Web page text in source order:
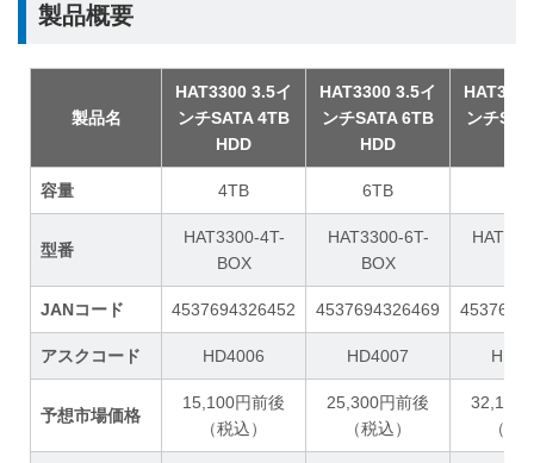
製品概要
製品名
HAT3300 3.5イ
ンチSATA 4TB
HDD
HAT3300 3.5イ
ンチSATA 6TB
HDD
ンチ
容量 4TB 6TB
型番
HAT3300-4T-
BOX
HAT3300-6T-
BOX
JANコード 4537694326452 4537694326469
アスクコード HD4006 HD4007
予想市場価格
15,100円前後
（税込）
25,300円前後
（税込）
32,100
（税